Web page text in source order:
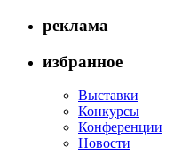
реклама
избранное
Выставки
Конкурсы
Конференции
Новости